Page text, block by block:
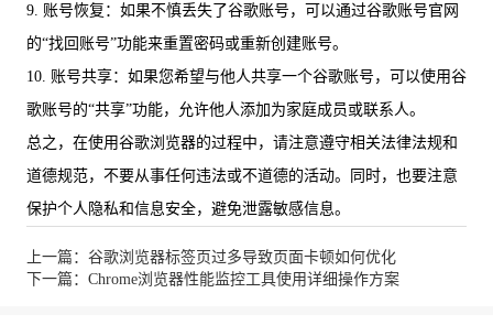
9. 账号恢复：如果不慎丢失了谷歌账号，可以通过谷歌账号官网
的“找回账号”功能来重置密码或重新创建账号。
10. 账号共享：如果您希望与他人共享一个谷歌账号，可以使用谷
歌账号的“共享”功能，允许他人添加为家庭成员或联系人。
总之，在使用谷歌浏览器的过程中，请注意遵守相关法律法规和
道德规范，不要从事任何违法或不道德的活动。同时，也要注意
保护个人隐私和信息安全，避免泄露敏感信息。
上一篇：谷歌浏览器标签页过多导致页面卡顿如何优化
下一篇：Chrome浏览器性能监控工具使用详细操作方案